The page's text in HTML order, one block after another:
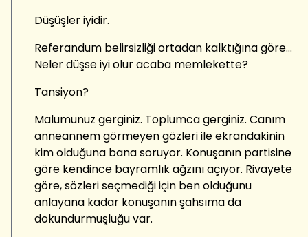
Düşüşler iyidir.
Referandum belirsizliği ortadan kalktığına göre...
Neler düşse iyi olur acaba memlekette?
Tansiyon?
Malumunuz gerginiz. Toplumca gerginiz. Canım
anneannem görmeyen gözleri ile ekrandakinin
kim olduğuna bana soruyor. Konuşanın partisine
göre kendince bayramlık ağzını açıyor. Rivayete
göre, sözleri seçmediği için ben olduğunu
anlayana kadar konuşanın şahsıma da
dokundurmuşluğu var.